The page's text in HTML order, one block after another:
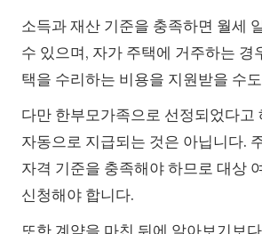
소득과 재산 기준을 충족하면 월세
수 있으며, 자가 주택에 거주하는 경
택을 수리하는 비용을 지원받을 수
다만 한부모가족으로 선정되었다고
자동으로 지급되는 것은 아닙니다.
자격 기준을 충족해야 하므로 대상
신청해야 합니다.